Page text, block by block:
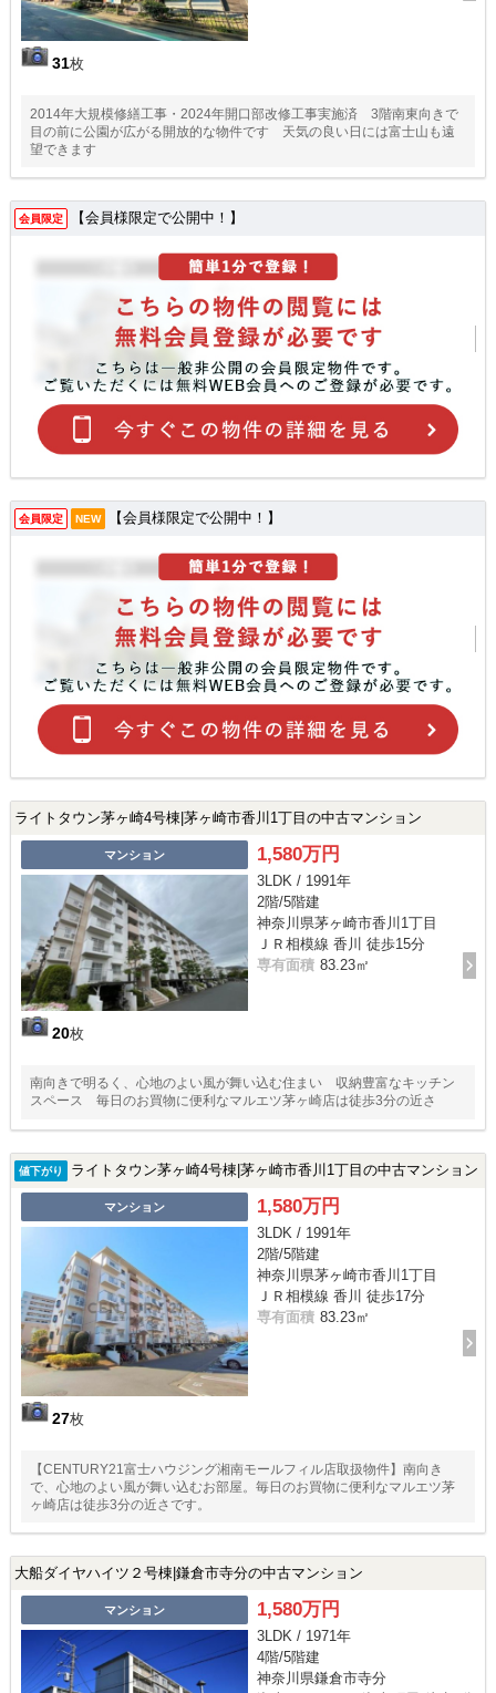
31枚
2014年大規模修繕工事・2024年開口部改修工事実施済 3階南東向きで
目の前に公園が広がる開放的な物件です 天気の良い日には富士山も遠
望できます
会員限定 【会員様限定で公開中！】
会員限定 NEW 【会員様限定で公開中！】
ライトタウン茅ヶ崎4号棟|茅ヶ崎市香川1丁目の中古マンション
マンション
20枚
1,580万円
3LDK / 1991年
2階/5階建
神奈川県茅ヶ崎市香川1丁目
ＪＲ相模線 香川 徒歩15分
専有面積 83.23㎡
南向きで明るく、心地のよい風が舞い込む住まい 収納豊富なキッチン
スペース 毎日のお買物に便利なマルエツ茅ヶ崎店は徒歩3分の近さ
値下がり ライトタウン茅ヶ崎4号棟|茅ヶ崎市香川1丁目の中古マンション
マンション
27枚
1,580万円
3LDK / 1991年
2階/5階建
神奈川県茅ヶ崎市香川1丁目
ＪＲ相模線 香川 徒歩17分
専有面積 83.23㎡
【CENTURY21富士ハウジング湘南モールフィル店取扱物件】南向き
で、心地のよい風が舞い込むお部屋。毎日のお買物に便利なマルエツ茅
ヶ崎店は徒歩3分の近さです。
大船ダイヤハイツ２号棟|鎌倉市寺分の中古マンション
マンション 1,580万円
3LDK / 1971年
4階/5階建
神奈川県鎌倉市寺分